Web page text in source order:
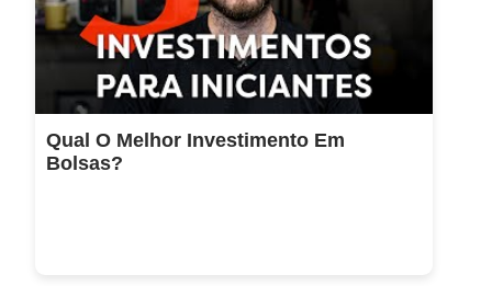
Qual O Melhor Investimento Em
Bolsas?